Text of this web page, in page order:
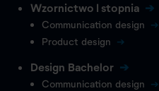
Wzornictwo I stopnia
Communication design
Product design
Design Bachelor
Communication design